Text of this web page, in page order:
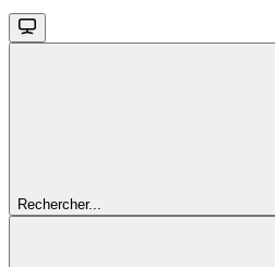
Rechercher...